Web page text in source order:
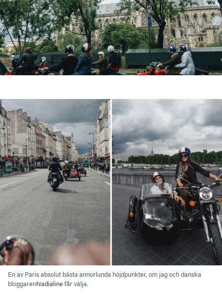
En av Paris absolut bästa annorlunda höjdpunkter, om jag och danska
bloggarenNadialinefår välja.